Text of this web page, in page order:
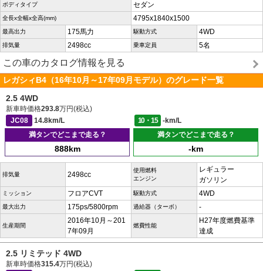
ボディタイプ セダン
全長x全幅x全高(mm) 4795x1840x1500
最高出力 175馬力 駆動方式 4WD
排気量 2498cc 乗車定員 5名
この車のカタログ情報を見る
レガシィB4（16年10月～17年09月モデル）のグレード一覧
2.5 4WD
新車時価格293.8万円(税込)
JC08
14.8km/L 10・15
-km/L
満タンでどこまで走る？
888km
満タンでどこまで走る？
-km
排気量 2498cc
使用燃料
エンジン
レギュラー
ガソリン
ミッション フロアCVT 駆動方式 4WD
最大出力 175ps/5800rpm 過給器（ターボ） -
生産期間
2016年10月～201
7年09月
燃費性能
H27年度燃費基準
達成
2.5 リミテッド 4WD
新車時価格315.4万円(税込)